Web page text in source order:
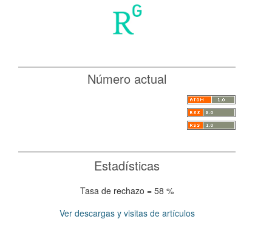
Número actual
Estadísticas
Tasa de rechazo = 58 %
Ver descargas y visitas de artículos